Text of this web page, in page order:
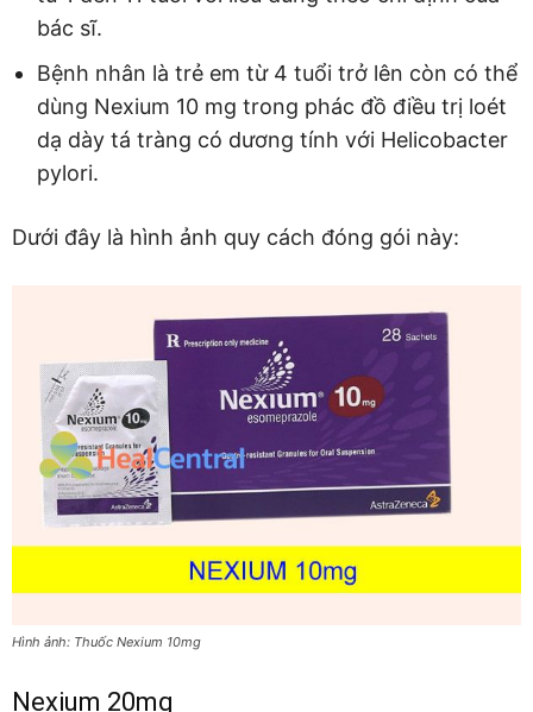
bác sĩ.
Bệnh nhân là trẻ em từ 4 tuổi trở lên còn có thể
dùng Nexium 10 mg trong phác đồ điều trị loét
dạ dày tá tràng có dương tính với Helicobacter
pylori.
Dưới đây là hình ảnh quy cách đóng gói này:
Hình ảnh: Thuốc Nexium 10mg
Nexium 20mg